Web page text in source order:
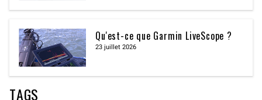
Qu'est-ce que Garmin LiveScope ?
23 juillet 2026
TAGS